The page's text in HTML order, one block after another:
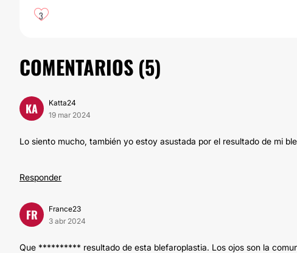
3
COMENTARIOS (5)
KA
Katta24
19 mar 2024
Lo siento mucho, también yo estoy asustada por el resultado de mi
Responder
FR
France23
3 abr 2024
Que ********** resultado de esta blefaroplastia. Los ojos son la